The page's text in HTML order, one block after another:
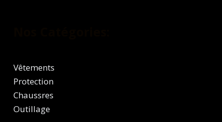
Vêtements
Protection
Chaussres
Outillage